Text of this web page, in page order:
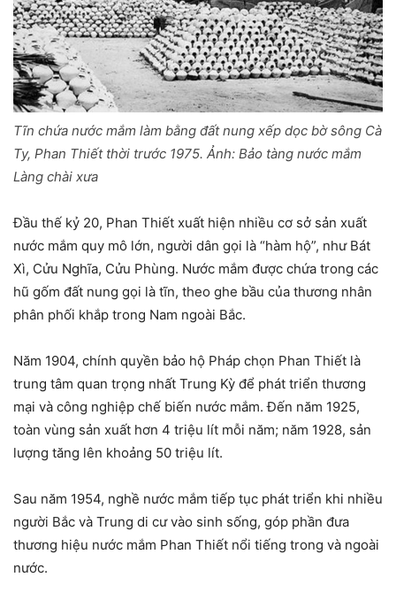
Tĩn chứa nước mắm làm bằng đất nung xếp dọc bờ sông Cà
Ty, Phan Thiết thời trước 1975. Ảnh: Bảo tàng nước mắm
Làng chài xưa
Đầu thế kỷ 20, Phan Thiết xuất hiện nhiều cơ sở sản xuất
nước mắm quy mô lớn, người dân gọi là “hàm hộ”, như Bát
Xì, Cửu Nghĩa, Cửu Phùng. Nước mắm được chứa trong các
hũ gốm đất nung gọi là tĩn, theo ghe bầu của thương nhân
phân phối khắp trong Nam ngoài Bắc.
Năm 1904, chính quyền bảo hộ Pháp chọn Phan Thiết là
trung tâm quan trọng nhất Trung Kỳ để phát triển thương
mại và công nghiệp chế biến nước mắm. Đến năm 1925,
toàn vùng sản xuất hơn 4 triệu lít mỗi năm; năm 1928, sản
lượng tăng lên khoảng 50 triệu lít.
Sau năm 1954, nghề nước mắm tiếp tục phát triển khi nhiều
người Bắc và Trung di cư vào sinh sống, góp phần đưa
thương hiệu nước mắm Phan Thiết nổi tiếng trong và ngoài
nước.